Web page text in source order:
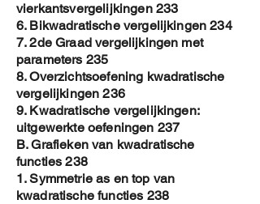
vierkantsvergelijkingen 233
6. Bikwadratische vergelijkingen 234
7. 2de Graad vergelijkingen met
parameters 235
8. Overzichtsoefening kwadratische
vergelijkingen 236
9. Kwadratische vergelijkingen:
uitgewerkte oefeningen 237
B. Grafieken van kwadratische
functies 238
1. Symmetrie as en top van
kwadratische functies 238